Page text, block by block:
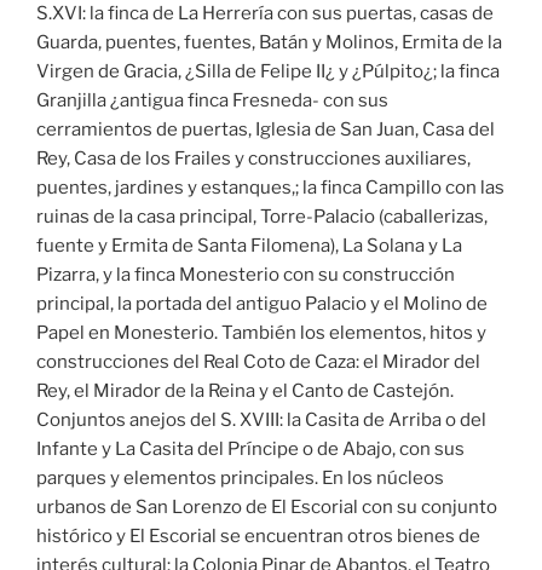
S.XVI: la finca de La Herrería con sus puertas, casas de
Guarda, puentes, fuentes, Batán y Molinos, Ermita de la
Virgen de Gracia, ¿Silla de Felipe II¿ y ¿Púlpito¿; la finca
Granjilla ¿antigua finca Fresneda- con sus
cerramientos de puertas, Iglesia de San Juan, Casa del
Rey, Casa de los Frailes y construcciones auxiliares,
puentes, jardines y estanques,; la finca Campillo con las
ruinas de la casa principal, Torre-Palacio (caballerizas,
fuente y Ermita de Santa Filomena), La Solana y La
Pizarra, y la finca Monesterio con su construcción
principal, la portada del antiguo Palacio y el Molino de
Papel en Monesterio. También los elementos, hitos y
construcciones del Real Coto de Caza: el Mirador del
Rey, el Mirador de la Reina y el Canto de Castejón.
Conjuntos anejos del S. XVIII: la Casita de Arriba o del
Infante y La Casita del Príncipe o de Abajo, con sus
parques y elementos principales. En los núcleos
urbanos de San Lorenzo de El Escorial con su conjunto
histórico y El Escorial se encuentran otros bienes de
interés cultural: la Colonia Pinar de Abantos, el Teatro